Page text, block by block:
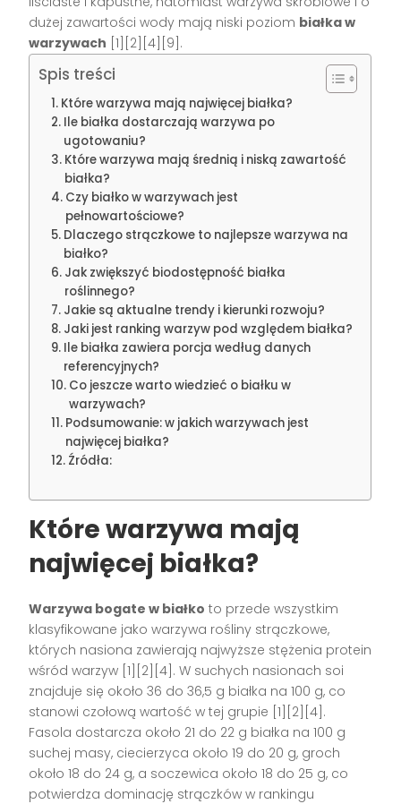
dużej zawartości wody mają niski poziom białka w
warzywach [1][2][4][9].
Spis treści
Które warzywa mają najwięcej białka?
Ile białka dostarczają warzywa po
ugotowaniu?
Które warzywa mają średnią i niską zawartość
białka?
Czy białko w warzywach jest
pełnowartościowe?
Dlaczego strączkowe to najlepsze warzywa na
białko?
Jak zwiększyć biodostępność białka
roślinnego?
Jakie są aktualne trendy i kierunki rozwoju?
Jaki jest ranking warzyw pod względem białka?
Ile białka zawiera porcja według danych
referencyjnych?
Co jeszcze warto wiedzieć o białku w
warzywach?
Podsumowanie: w jakich warzywach jest
najwięcej białka?
Źródła:
Które warzywa mają
najwięcej białka?
Warzywa bogate w białko to przede wszystkim
klasyfikowane jako warzywa rośliny strączkowe,
których nasiona zawierają najwyższe stężenia protein
wśród warzyw [1][2][4]. W suchych nasionach soi
znajduje się około 36 do 36,5 g białka na 100 g, co
stanowi czołową wartość w tej grupie [1][2][4].
Fasola dostarcza około 21 do 22 g białka na 100 g
suchej masy, ciecierzyca około 19 do 20 g, groch
około 18 do 24 g, a soczewica około 18 do 25 g, co
potwierdza dominację strączków w rankingu